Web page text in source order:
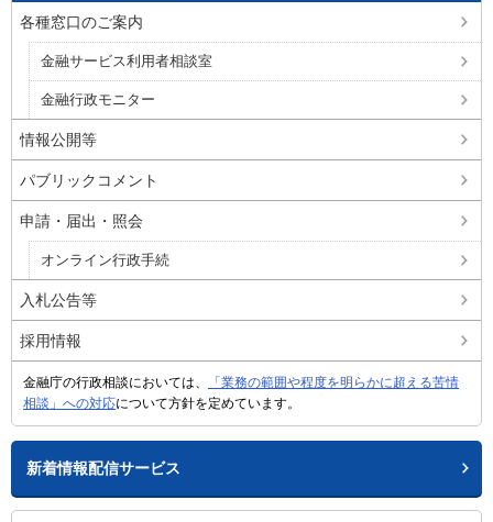
各種窓口のご案内
金融サービス利用者相談室
金融行政モニター
情報公開等
パブリックコメント
申請・届出・照会
オンライン行政手続
入札公告等
採用情報
金融庁の行政相談においては、
「業務の範囲や程度を明らかに超える苦情
相談」への対応について方針を定めています。
新着情報配信サービス